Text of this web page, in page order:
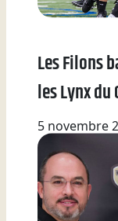
Les Filons
les Lynx
5 novembre